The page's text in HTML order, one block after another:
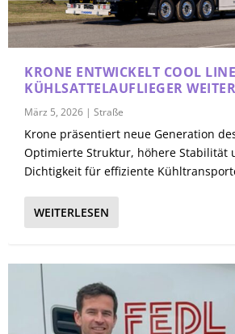
KRONE ENTWICKELT COOL
KÜHLSATTELAUFLIEGER WEITER
März 5, 2026 |Straße
Krone präsentiert neue Generation
Optimierte Struktur, höhere Stabilität
Dichtigkeit für effiziente
WEITERLESEN